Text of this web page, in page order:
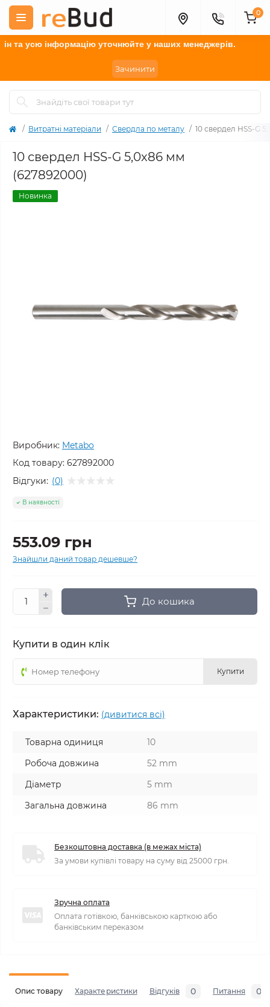
усю інформацію уточнюйтеу наших менеджерів.
Зачинити
0
Витратні матеріали Свердла по металу 10 свердел HSS-G
10 свердел HSS-G 5,0x86 мм
(627892000)
Новинка
Виробник: Metabo
Код товару: 627892000
Відгуки: (0)
В наявності
553.09 грн
Знайшли даний товар дешевше?
До кошика
Купити в один клік
Купити
Характеристики: (дивитися всі)
Товарна одиниця
10
Робоча довжина
52 mm
Діаметр
5 mm
Загальна довжина
86 mm
Безкоштовна доставка (в межах міста)
За умови купівлі товару на суму від 25000 грн.
Зручна оплата
Оплата готівкою, банківською карткою або
банківським переказом
Опис товару Характеристики Відгуків 0 Питання 0